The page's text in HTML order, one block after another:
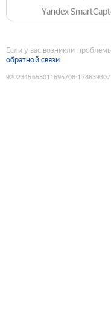
Yandex
Если у вас возникли
обратной связи
9202345653011695708: